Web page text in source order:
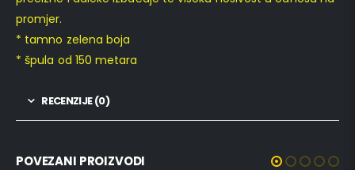
promjer.
* tamno zelena boja
* špula od 150 metara
RECENZIJE (0)
POVEZANI PROIZVODI